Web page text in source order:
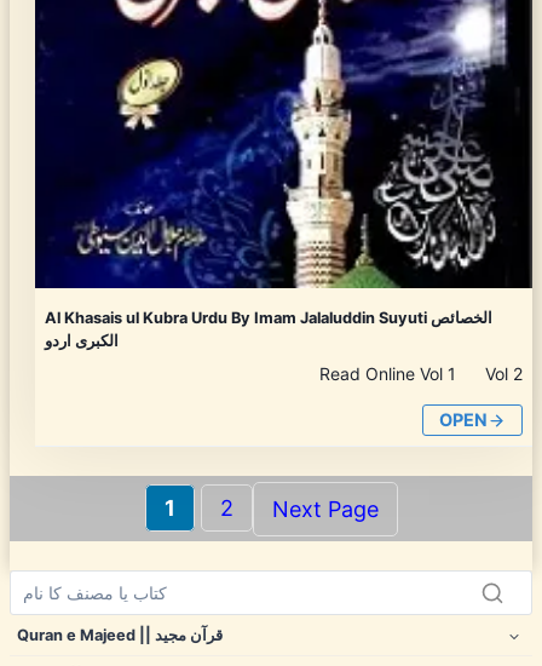
Al Khasais ul Kubra Urdu By Imam Jalaluddin Suyuti الخصائص
الکبری اردو
Read Online Vol 1 Vol 2
OPEN
1 2 Next Page
Quran e Majeed || قرآن مجید